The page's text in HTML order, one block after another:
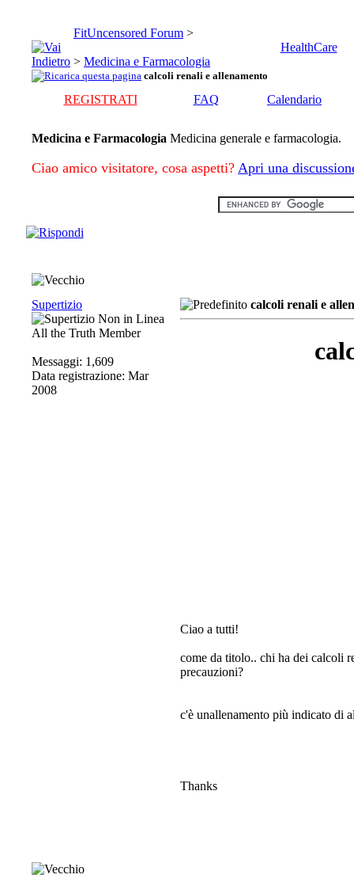
FitUncensored Forum >
HealthCare
> Medicina e Farmacologia
calcoli renali e allenamento
REGISTRATI FAQ Calendario
Medicina e Farmacologia Medicina generale e farmacologia.
Ciao amico visitatore, cosa aspetti? Apri una
Supertizio
All the Truth Member
Messaggi: 1,609
Data registrazione: Mar
2008
calcoli renali e
Ciao a tutti!
come da titolo.. chi ha dei calcoli
precauzioni?
c'è unallenamento più indicato di
Thanks